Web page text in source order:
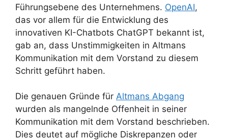
Führungsebene des Unternehmens. OpenAI,
das vor allem für die Entwicklung des
innovativen KI-Chatbots ChatGPT bekannt ist,
gab an, dass Unstimmigkeiten in Altmans
Kommunikation mit dem Vorstand zu diesem
Schritt geführt haben.
Die genauen Gründe für Altmans Abgang
wurden als mangelnde Offenheit in seiner
Kommunikation mit dem Vorstand beschrieben.
Dies deutet auf mögliche Diskrepanzen oder